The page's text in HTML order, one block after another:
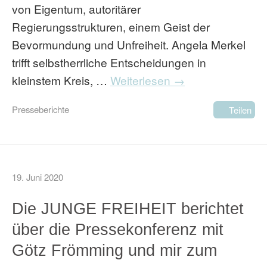
von Eigentum, autoritärer
Regierungsstrukturen, einem Geist der
Bevormundung und Unfreiheit. Angela Merkel
trifft selbstherrliche Entscheidungen in
kleinstem Kreis, … Weiterlesen →
Presseberichte Teilen
19. Juni 2020
Die JUNGE FREIHEIT berichtet
über die Pressekonferenz mit
Götz Frömming und mir zum